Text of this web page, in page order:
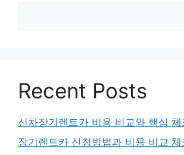
Recent Posts
신차장기렌트카 비용 비교와 핵심 체
장기렌트카 신청방법과 비용 비교 체